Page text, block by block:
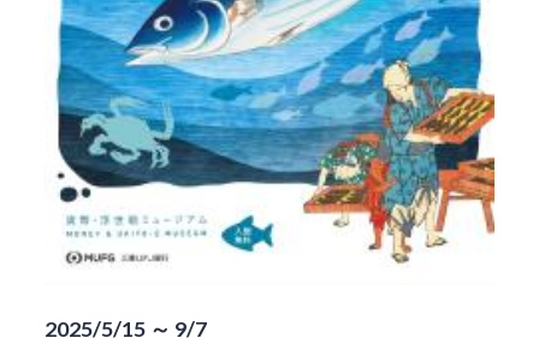
2025/5/15 ～ 9/7